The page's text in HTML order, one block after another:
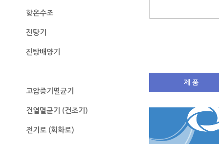
항온수조
진탕기
진탕배양기
고압증기멸균기
건열멸균기 (건조기)
전기로 (회화로)
제 품